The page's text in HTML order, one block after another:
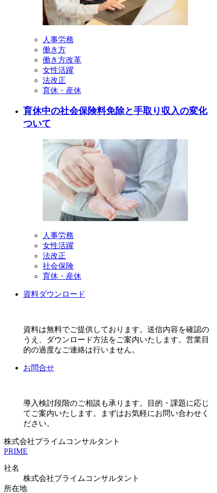
人事労務
働き方
働き方改革
女性活躍
法改正
育休・産休
育休中の社会保険料免除と手取り収入の変化
ついて
人事労務
女性活躍
法改正
社会保険
育休・産休
資料ダウンロード
資料は無料でご提供しております。送信内容を確認の
うえ、ダウンロード方法をご案内いたします。営業目
的の過度なご連絡は行いません。
お問合せ
導入検討段階のご相談も承ります。目的・課題に応じ
てご案内いたします。まずはお気軽にお問い合わせく
ださい。
株式会社プライムコンサルタント
PRIME
社名
株式会社プライムコンサルタント
所在地